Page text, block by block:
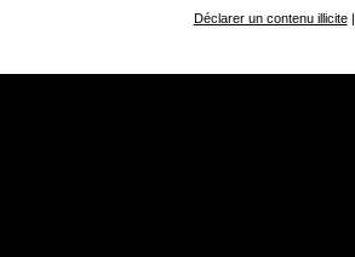
Déclarer un contenu illicite|